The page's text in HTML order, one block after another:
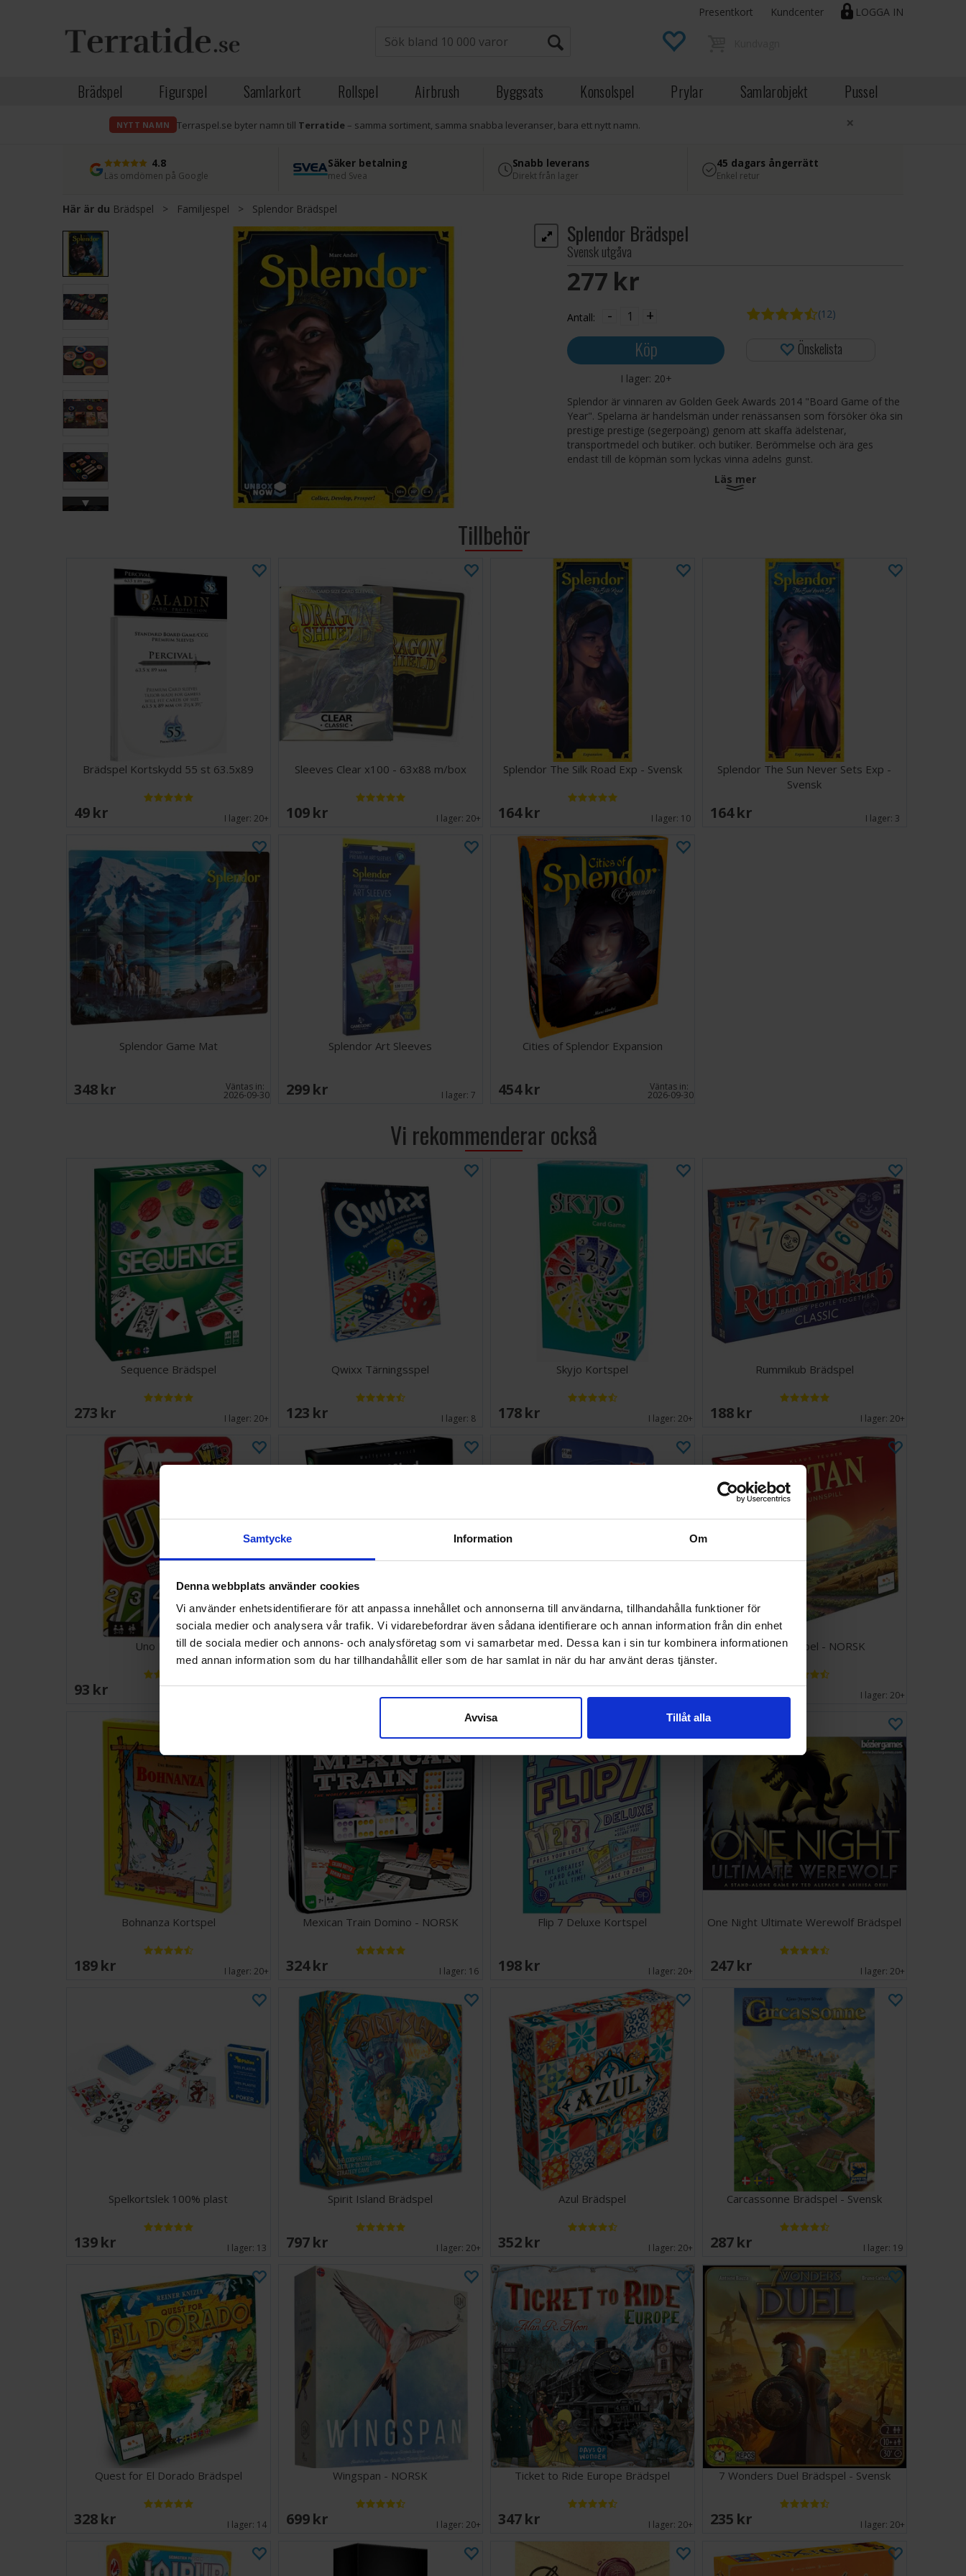
Samtycke Information Om
Denna webbplats använder cookies
Vi använder enhetsidentifierare för att anpassa innehållet och annonserna till användarna, tillhandahålla funktioner för
sociala medier och analysera vår trafik. Vi vidarebefordrar även sådana identifierare och annan information från din enhet
till de sociala medier och annons- och analysföretag som vi samarbetar med. Dessa kan i sin tur kombinera informationen
med annan information som du har tillhandahållit eller som de har samlat in när du har använt deras tjänster.
Avvisa Tillåt alla
LOGGA IN
Presentkort Kundcenter
Brädspel Figurspel Samlarkort Rollspel Airbrush Byggsats Konsolspel Prylar Samlarobjekt Pussel
NYTT NAMN Terraspel.se byter namn till Terratide– samma sortiment, samma snabba leveranser, bara ett nytt namn. ×
4.8
Läs omdömen på Google
Säker betalning
med Svea
Snabb leverans
Direkt från lager
45 dagars ångerrätt
Enkel retur
Här är du Brädspel > Familjespel > Splendor Brädspel
Splendor Brädspel
Svensk utgåva
277 SEK
Antall: - +
Köp
I lager: 20+
(12)
Önskelista
Splendor är vinnaren av Golden Geek Awards 2014 "Board Game of the
Year". Spelarna är handelsmän under renässansen som försöker öka sin
prestige prestige (segerpoäng) genom att skaffa ädelstenar,
transportmedel och butiker. och butiker. Berömmelse och ära ges
endast till de köpmän som lyckas vinna adelns gunst.
30 minuter Utnämnt till "Årets familjespel" i Danmark vid Guldbrikken
2015 Betyg 6 Stavanger Aftenblad
Tips och råd: Vi rekommenderar kortskydd för att öka
livslängden på korten i detta spel. Du kan hitta lämpliga
kortskydd
Läs mer
Tillbehör
Brädspel Kortskydd 55 st 63.5x89
49 SEK I lager:20+
Sleeves Clear x100 - 63x88 m/box
109 SEK I lager:20+
Splendor The Silk Road Exp - Svensk
164 SEK I lager: 10
Splendor The Sun Never Sets Exp -
Svensk
164 SEK I lager: 3
Splendor Game Mat
348 SEK Väntas in:
2026-09-30
Splendor Art Sleeves
299 SEK I lager:7
Cities of Splendor Expansion
454 SEK Väntas in:
2026-09-30
Vi rekommenderar också
Sequence Brädspel
273 SEK I lager:20+
Qwixx Tärningsspel
123 SEK I lager: 8
Skyjo Kortspel
178 SEK I lager:20+
Rummikub Brädspel
188 SEK I lager:20+
Uno Kortspel
93 SEK
The Mind Kortspel
148 SEK I lager:20+
Rummikub Travel Brädspel - Reseutgåva
147 SEK I lager:11
Catan Brädspel - NORSK
559 SEK I lager:20+
Bohnanza Kortspel
189 SEK I lager:20+
Mexican Train Domino - NORSK
324 SEK I lager: 16
Flip 7 Deluxe Kortspel
198 SEK I lager:20+
One Night Ultimate Werewolf Brädspel
247 SEK I lager:20+
Spelkortslek 100% plast
139 SEK I lager: 13
Spirit Island Brädspel
797 SEK I lager:20+
Azul Brädspel
352 SEK I lager:20+
Carcassonne Brädspel - Svensk
287 SEK I lager: 19
Quest for El Dorado Brädspel
328 SEK I lager: 14
Wingspan - NORSK
699 SEK I lager:20+
Ticket to Ride Europe Brädspel
347 SEK I lager:20+
7 Wonders Duel Brädspel - Svensk
235 SEK I lager:20+